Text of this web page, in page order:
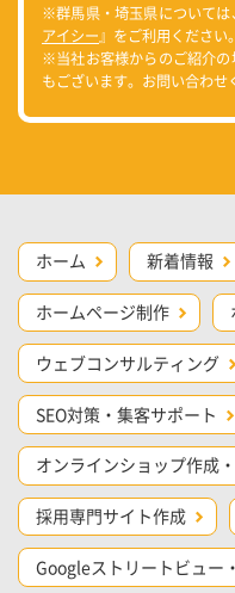
※群馬県・埼玉県について
アイシー』をご利用ください。
※当社お客様からのご紹介の
もございます。お問い合わせ
ホーム 新着情報
ホームページ制作
ウェブコンサルティング
SEO対策・集客サポート
オンラインショップ作成
採用専門サイト作成
Googleストリートビュー